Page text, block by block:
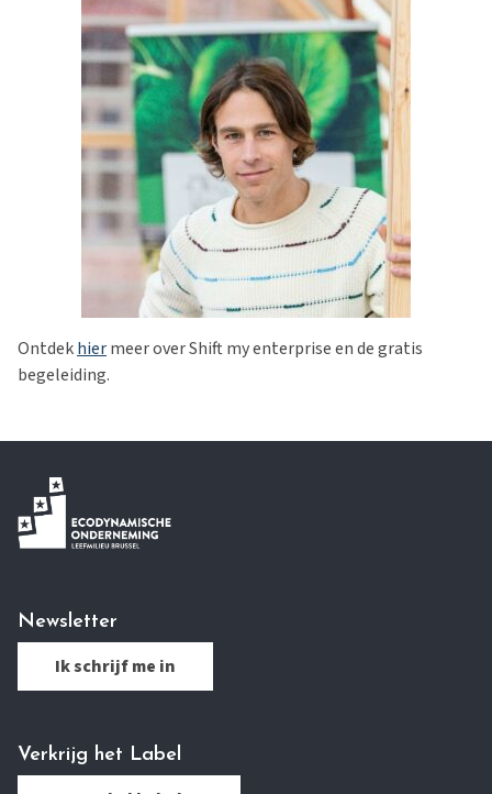
Ontdekhiermeer over Shift my enterprise en de gratis
begeleiding.
Newsletter
Ik schrijf me in
Verkrijg het Label